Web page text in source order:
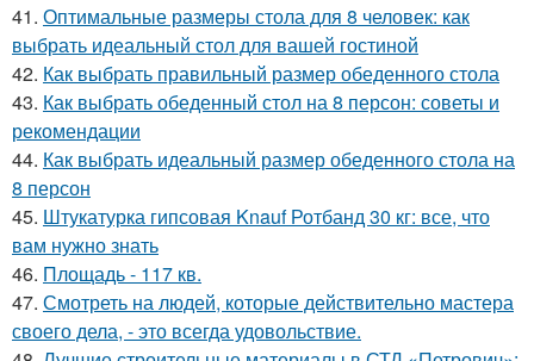
41. Оптимальные размеры стола для 8 человек: как
выбрать идеальный стол для вашей гостиной
42. Как выбрать правильный размер обеденного стола
43. Как выбрать обеденный стол на 8 персон: советы и
рекомендации
44. Как выбрать идеальный размер обеденного стола на
8 персон
45. Штукатурка гипсовая Knauf Ротбанд 30 кг: все, что
вам нужно знать
46. Площадь - 117 кв.
47. Смотреть на людей, которые действительно мастера
своего дела, - это всегда удовольствие.